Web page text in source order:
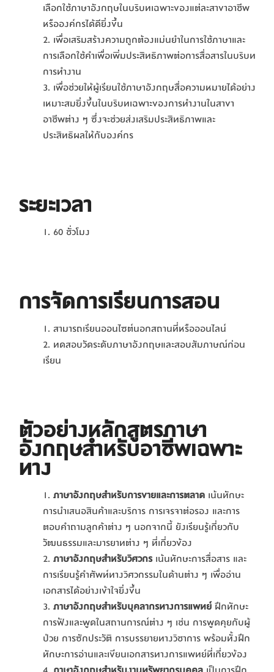
เลือกใช้ภาษาอังกฤษในบริบทเฉพาะของแต่ละสาขาอาชีพ
หรือองค์กรได้ดียิ่งขึ้น
เพื่อเสริมสร้างความถูกต้องแม่นยำในการใช้ภาษาและ
การเลือกใช้คำเพื่อเพิ่มประสิทธิภาพต่อการสื่อสารในบริบท
การทำงาน
เพื่อช่วยให้ผู้เรียนใช้ภาษาอังกฤษสื่อความหมายได้อย่าง
เหมาะสมยิ่งขึ้นในบริบทเฉพาะของการทำงานในสาขา
อาชีพต่าง ๆ ซึ่งจะช่วยส่งเสริมประสิทธิภาพและ
ประสิทธิผลให้กับองค์กร
ระยะเวลา
60 ชั่วโมง
การจัดการเรียนการสอน
สามารถเรียนออนไซต์นอกสถานที่หรือออนไลน์
ทดสอบวัดระดับภาษาอังกฤษและสอบสัมภาษณ์ก่อน
เรียน
ตัวอย่างหลักสูตรภาษา
อังกฤษสำหรับอาชีพเฉพาะ
ทาง
ภาษาอังกฤษสำหรับการขายและการตลาด เน้นทักษะ
การนำเสนอสินค้าและบริการ การเจรจาต่อรอง และการ
ตอบคำถามลูกค้าต่าง ๆ นอกจากนี้ ยังเรียนรู้เกี่ยวกับ
วัฒนธรรมและมารยาทต่าง ๆ ที่เกี่ยวข้อง
ภาษาอังกฤษสำหรับวิศวกรเน้นทักษะการสื่อสาร และ
การเรียนรู้คำศัพท์ทางวิศวกรรมในด้านต่าง ๆ เพื่ออ่าน
เอกสารได้อย่างเข้าใจยิ่งขึ้น
ภาษาอังกฤษสำหรับบุคลากรทางการแพทย์ ฝึกทักษะ
การฟังและพูดในสถานการณ์ต่าง ๆ เช่น การพูดคุยกับผู้
ป่วย การซักประวัติ การบรรยายทางวิชาการ พร้อมทั้งฝึก
ทักษะการอ่านและเขียนเอกสารทางการแพทย์ที่เกี่ยวข้อง